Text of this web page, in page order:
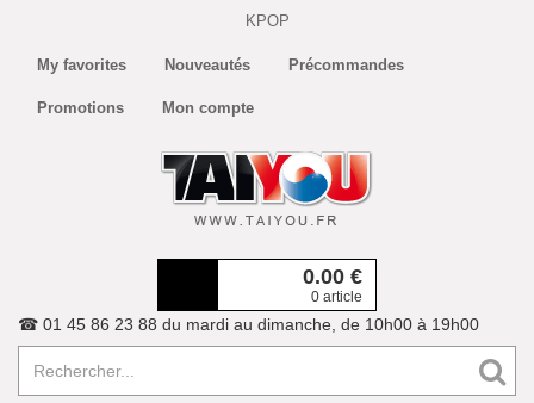
KPOP
My favorites Nouveautés Précommandes
Promotions Mon compte
0.00 €
0 article
☎ 01 45 86 23 88 du mardi au dimanche, de 10h00 à 19h00